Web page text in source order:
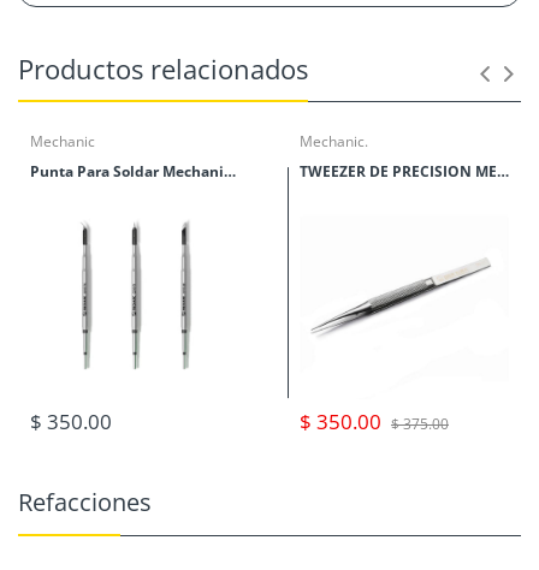
Marca:
Mechanic.
Micras:
20-38um
Punto de
fusión:
Productos relacionados
Mechanic
Punta Para Soldar Mechanic Serie C210
$ 350.00
Mechanic.
TWEEZER DE PRECISION MECHANIC SERIES TK
$ 350.00 $ 375.00
Refacciones